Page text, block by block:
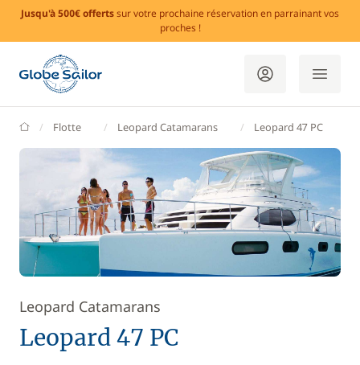
Jusqu'à 500€ offertssur votre prochaine réservation en parrainant vos
proches !
GlobeSailor
Flotte Leopard Catamarans Leopard 47 PC
Leopard Catamarans
Leopard 47 PC